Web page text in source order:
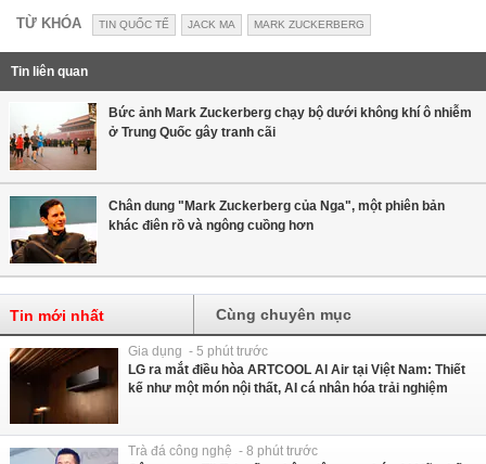
TỪ KHÓA TIN QUỐC TẾ JACK MA MARK ZUCKERBERG
Tin liên quan
Bức ảnh Mark Zuckerberg chạy bộ dưới không khí ô nhiễm
ở Trung Quốc gây tranh cãi
Chân dung "Mark Zuckerberg của Nga", một phiên bản
khác điên rồ và ngông cuồng hơn
Tin mới nhất Cùng chuyên mục
Gia dụng - 5 phút trước
LG ra mắt điều hòa ARTCOOL AI Air tại Việt Nam: Thiết
kế như một món nội thất, AI cá nhân hóa trải nghiệm
Trà đá công nghệ - 8 phút trước